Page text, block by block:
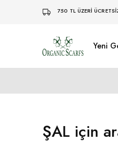
750 TL ÜZERİ
Organikscarf Yeni
ŞAL için